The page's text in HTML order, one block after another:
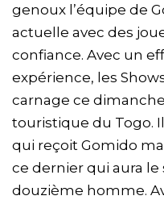
genoux l’équipe de
actuelle avec des
confiance. Avec un
expérience, les
carnage ce
touristique du Togo.
qui reçoit Gomido
ce dernier qui aura
douzième homme.